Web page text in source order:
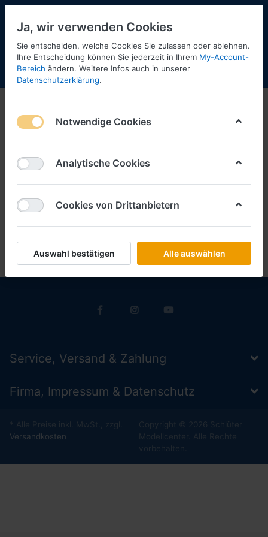
Menü Anmelden Shopaktualisierung
2022
Service, Versand & Zahlung
Firma, Impressum & Datenschutz
* Alle Preise inkl. MwSt., zzgl.
Versandkosten
Copyright © 2026 Schlüter
Modellcenter. Alle Rechte
vorbehalten.
Ja, wir verwenden Cookies
Sie entscheiden, welche Cookies Sie zulassen oder ablehnen.
Ihre Entscheidung können Sie jederzeit in Ihrem My-Account-
Bereich ändern. Weitere Infos auch in unserer
Datenschutzerklärung.
Notwendige Cookies
Analytische Cookies
Cookies von Drittanbietern
Auswahl bestätigen Alle auswählen